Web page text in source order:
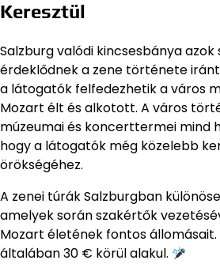
Keresztül
Salzburg valódi kincsesbánya azok
érdeklődnek a zene története
a látogatók felfedezhetik a város
Mozart élt és alkotott. A város
múzeumai és koncerttermei mind
hogy a látogatók még közelebb
örökségéhez.
A zenei túrák Salzburgban
amelyek során szakértők
Mozart életének fontos
általában 30 € körül alakul.